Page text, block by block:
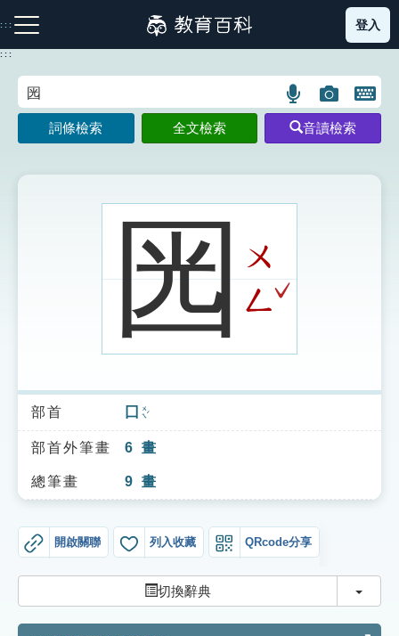
到
主
:::
注音索引圖示 筆畫索引圖示 部首索引表圖示
索引選單
知識索引
單字索引
登入
:::
語
言
搜
示
圖
片
搜
開
鍵
圖
詞條檢索 全文檢索 音讀檢索
㘢ㄨ
ㄥ ˇ
部首 囗 ㄨㄟˊ
部首外筆畫 6 畫
總筆畫 9 畫
開啟關聯 列入收藏 QRcode分享
切換辭典 切換